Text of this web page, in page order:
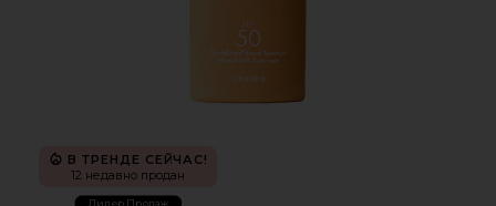
В ТРЕНДЕ СЕЙЧАС!
12 недавно продан
Лидер Продаж